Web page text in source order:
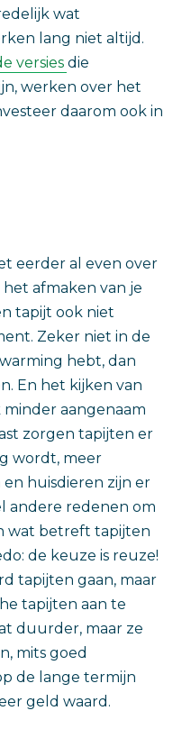
wat
lang niet altijd.
versies die
werken over het
daarom ook in
eerder al even over
afmaken van je
tapijt ook niet
Zeker niet in de
hebt, dan
En het kijken van
aangenaam
zorgen tapijten er
wordt, meer
huisdieren zijn er
andere redenen om
wat betreft tapijten
de keuze is reuze!
tapijten gaan, maar
tapijten aan te
duurder, maar ze
mits goed
de lange termijn
geld waard.